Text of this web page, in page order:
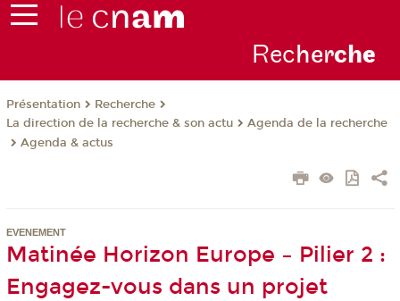
Recherche
Présentation
Recherche
La direction de la recherche & son actu
Agenda de la recherche
Agenda & actus
EVENEMENT
Matinée Horizon Europe – Pilier 2 :
Engagez-vous dans un projet